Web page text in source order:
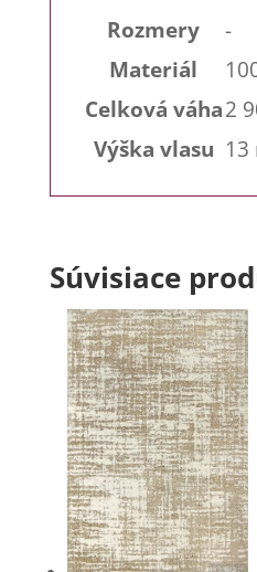
Rozmery
-
Materiál
Celková váha2
Výška vlasu 13
Súvisiace